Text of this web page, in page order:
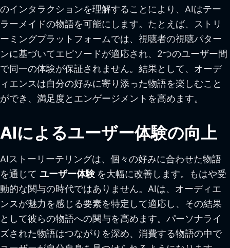
のインタラクションを理解することにより、AIはテー
ラーメイドの物語を可能にします。たとえば、ストリ
ーミングプラットフォームでは、視聴者の視聴パター
ンに基づいてエピソードが適応され、2つのユーザー間
で同一の体験が保証されません。結果として、オーデ
ィエンスは自分の好みに寄り添った物語を楽しむこと
ができ、満足度とエンゲージメントを高めます。
AIによるユーザー体験の向上
AIストーリーテリングは、個々の好みに合わせた物語
を通じて ユーザー体験 を大幅に改善します。もはや受
動的な関与の時代ではありません。AIは、オーディエ
ンスが魅力を感じる要素を特定して適応し、その結果
として彼らの物語への関与を高めます。パーソナライ
ズされた物語はつながりを深め、消費する物語の中で